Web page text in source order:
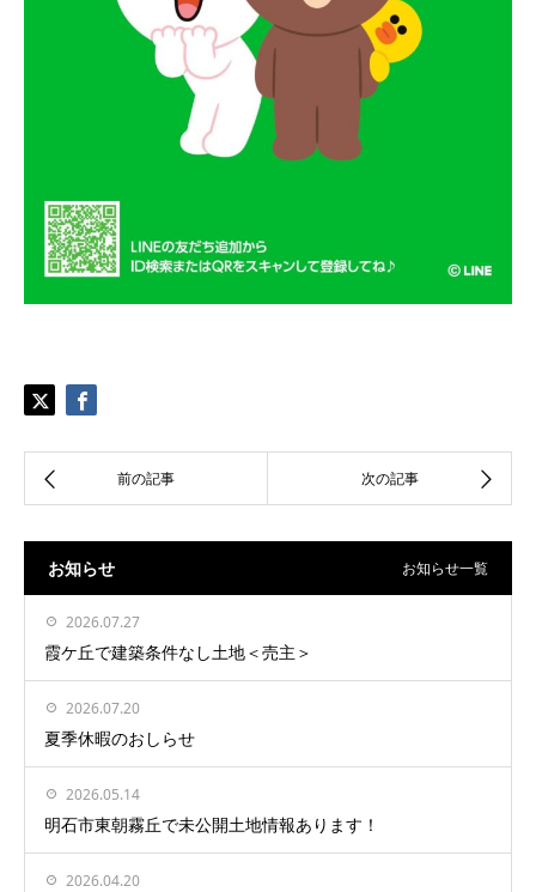
お知らせ お知らせ一覧
2026.07.27
霞ケ丘で建築条件なし土地＜売主＞
2026.07.20
夏季休暇のおしらせ
2026.05.14
明石市東朝霧丘で未公開土地情報あります！
2026.04.20